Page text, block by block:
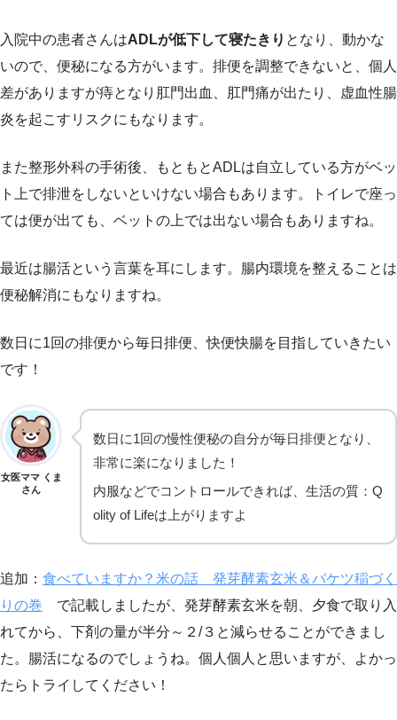
入院中の患者さんはADLが低下して寝たきり となり、動かな
いので、便秘になる方がいます。排便を調整できないと、個人
差がありますが痔となり肛門出血、肛門痛が出たり、虚血性腸
炎を起こすリスクにもなります。
また整形外科の手術後、もともとADLは自立している方がベッ
ト上で排泄をしないといけない場合もあります。トイレで座っ
ては便が出ても、ベットの上では出ない場合もありますね。
最近は腸活という言葉を耳にします。腸内環境を整えることは
便秘解消にもなりますね。
数日に1回の排便から毎日排便、快便快腸を目指していきたい
です！
女医ママ くま
さん
数日に1回の慢性便秘の自分が毎日排便となり、
非常に楽になりました！
内服などでコントロールできれば、生活の質：Q
olity of Lifeは上がりますよ
追加： 食べていますか？米の話 発芽酵素玄米＆バケツ稲づく
りの巻 で記載しましたが、発芽酵素玄米を朝、夕食で取り入
れてから、下剤の量が半分～２/３と減らせることができまし
た。腸活になるのでしょうね。個人個人と思いますが、よかっ
たらトライしてください！